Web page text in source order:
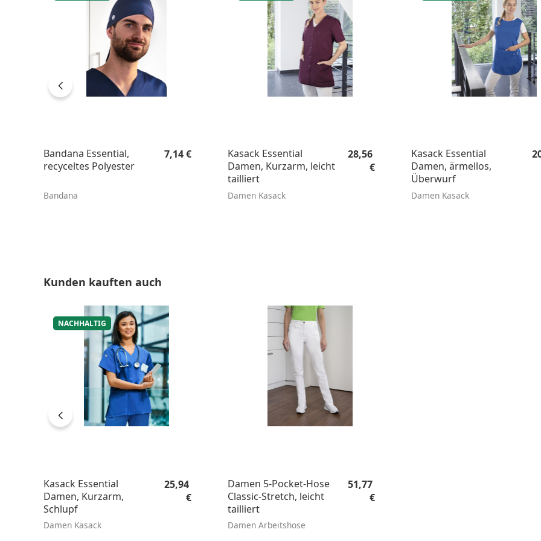
Bandana Essential,
recyceltes Polyester
Bandana
Regulärer Preis:
7,14 €
Kasack Essential
Damen, Kurzarm, leicht
tailliert
Damen Kasack
Regulärer Preis:
28,56
€
Kasack Essential
Damen, ärmellos,
Überwurf
Damen Kasack
Produktgalerie überspringen
Kunden kauften auch
NACHHALTIG
Kasack Essential
Damen, Kurzarm,
Schlupf
Damen Kasack
Regulärer Preis:
25,94
€
Damen 5-Pocket-Hose
Classic-Stretch, leicht
tailliert
Damen Arbeitshose
Regulärer Preis:
51,77
€